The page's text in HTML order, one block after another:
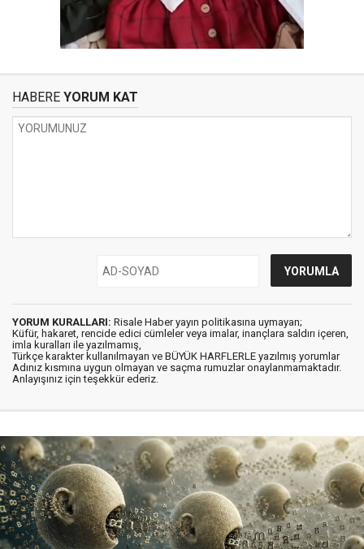
HABERE YORUM KAT
YORUM KURALLARI: Risale Haber yayın politikasına uymayan;
Küfür, hakaret, rencide edici cümleler veya imalar, inançlara saldırı içeren,
imla kuralları ile yazılmamış,
Türkçe karakter kullanılmayan ve BÜYÜK HARFLERLE yazılmış yorumlar
Adınız kısmına uygun olmayan ve saçma rumuzlar onaylanmamaktadır.
Anlayışınız için teşekkür ederiz.